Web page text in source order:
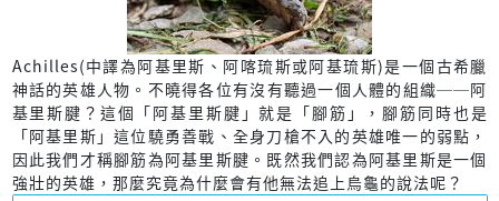
Achilles(中譯為阿基里斯、阿喀琉斯或阿基琉斯)是一個古希臘
神話的英雄人物。不曉得各位有沒有聽過一個人體的組織──阿
基里斯腱？這個「阿基里斯腱」就是「腳筋」，腳筋同時也是
「阿基里斯」這位驍勇善戰、全身刀槍不入的英雄唯一的弱點，
因此我們才稱腳筋為阿基里斯腱。既然我們認為阿基里斯是一個
強壯的英雄，那麼究竟為什麼會有他無法追上烏龜的說法呢？